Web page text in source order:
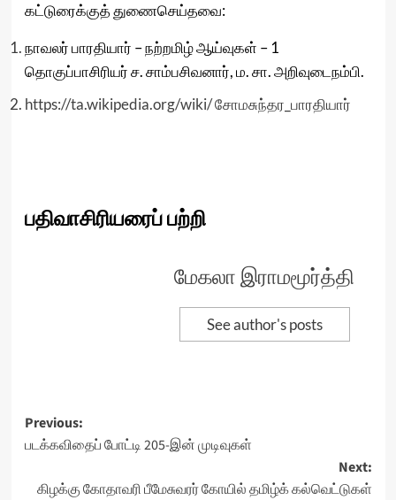
கட்டுரைக்குத் துணைசெய்தவை:
நாவலர் பாரதியார் – நற்றமிழ் ஆய்வுகள் – 1
தொகுப்பாசிரியர் ச. சாம்பசிவனார், ம. சா. அறிவுடைநம்பி.
https://ta.wikipedia.org/wiki/சோமசுந்தர_பாரதியார்
பதிவாசிரியரைப் பற்றி
மேகலா இராமமூர்த்தி
See author's posts
Post
navigation
Previous:
படக்கவிதைப் போட்டி 205-இன் முடிவுகள்
Next:
கிழக்கு கோதாவரி பீமேசுவரர் கோயில் தமிழ்க் கல்வெட்டுகள்